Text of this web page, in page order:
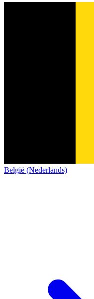
België (Nederlands)